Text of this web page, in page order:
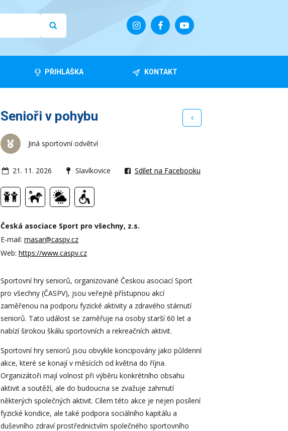
PŘIHLÁŠKA KONTAKT
Senioři v pohybu
Jiná sportovní odvětví
21. 11. 2026 Slavíkovice Sdílet na Facebooku
Česká asociace Sport pro všechny, z.s.
E-mail: masar@caspv.cz
Web: https://www.caspv.cz
Sportovní hry seniorů, organizované Českou asociací Sport
pro všechny (ČASPV), jsou veřejně přístupnou akcí
zaměřenou na podporu fyzické aktivity a zdravého stárnutí
seniorů. Tato událost se zaměřuje na osoby starší 60 let a
nabízí širokou škálu sportovních a rekreačních aktivit.
Sportovní hry seniorů jsou obvykle koncipovány jako půldenní
akce, které se konají v měsících od května do října.
Organizátoři mají volnost při výběru konkrétního obsahu
aktivit a soutěží, ale do budoucna se zvažuje zahrnutí
některých společných aktivit. Cílem této akce je nejen posílení
fyzické kondice, ale také podpora sociálního kapitálu a
duševního zdraví prostřednictvím společného sportovního